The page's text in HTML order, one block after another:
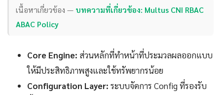
เนื้อหาเกี่ยวข้อง — บทความที่เกี่ยวข้อง: Multus CNI RBAC
ABAC Policy
Core Engine: ส่วนหลักที่ทำหน้าที่ประมวลผลออกแบบ
ให้มีประสิทธิภาพสูงและใช้ทรัพยากรน้อย
Configuration Layer: ระบบจัดการ Config ที่รองรับ